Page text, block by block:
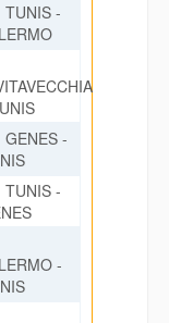
TUNIS -
GENES -
TUNIS -
-